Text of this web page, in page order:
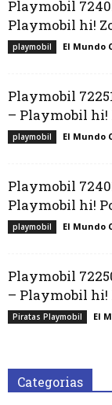
Playmobil
Playmobil hi!
playmobil El Mundo
Playmobil
– Playmobil hi!
playmobil El Mundo
Playmobil
Playmobil hi!
playmobil El Mundo
Playmobil
– Playmobil hi!
Piratas Playmobil El
Categorias